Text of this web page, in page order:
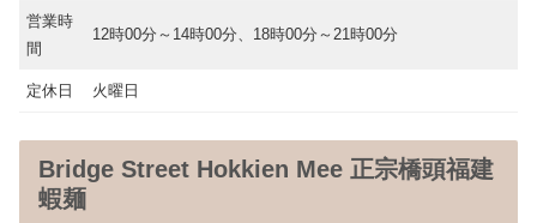
営業時
間
12時00分～14時00分、18時00分～21時00分
定休日 火曜日
Bridge Street Hokkien Mee 正宗橋頭福建
蝦麺